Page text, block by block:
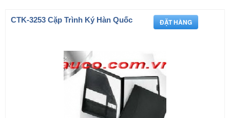
CTK-3253 Cặp Trình Ký Hàn Quốc